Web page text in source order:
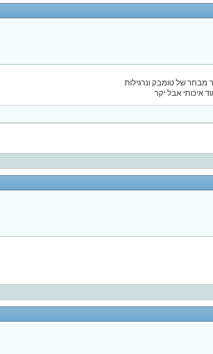
מבחר של טומבק ונרגילות
איכותי אבל יקר